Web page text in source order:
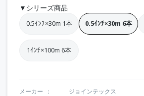
▼シリーズ商品
0.5ｲﾝﾁ×30m 1本 0.5ｲﾝﾁ×30m 6本
1ｲﾝﾁ×100m 6本
メーカー
ジョインテックス